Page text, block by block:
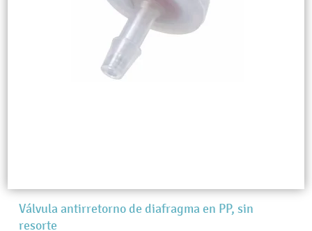
Válvula antirretorno de diafragma en PP, sin
resorte